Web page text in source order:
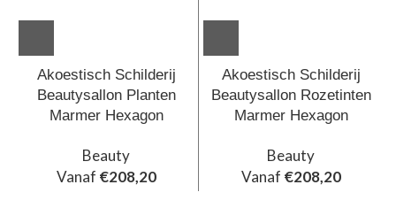
Akoestisch Schilderij
Beautysallon Planten
Marmer Hexagon
Beauty
Vanaf €208,20
Akoestisch Schilderij
Beautysallon Rozetinten
Marmer Hexagon
Beauty
Vanaf €208,20